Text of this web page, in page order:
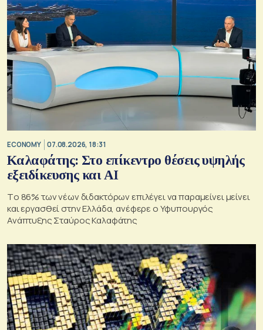
ECONOMY 07.08.2026, 18:31
Καλαφάτης: Στο επίκεντρο θέσεις υψηλής
εξειδίκευσης και AI
Tο 86% των νέων διδακτόρων επιλέγει να παραμείνει μείνει
και εργασθεί στην Ελλάδα, ανέφερε ο Υφυπουργός
Ανάπτυξης Σταύρος Καλαφάτης